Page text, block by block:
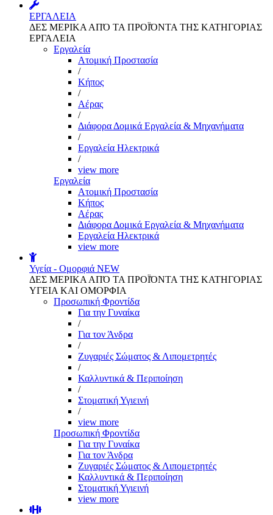
ΕΡΓΑΛΕΙΑ
ΔΕΣ ΜΕΡΙΚΑ ΑΠΌ ΤΑ ΠΡΟΪΌΝΤΑ ΤΗΣ ΚΑΤΗΓΟΡΙΑΣ
ΕΡΓΑΛΕΙΑ
Εργαλεία
Aτομική Προστασία
/
Kήπος
/
Αέρας
/
Διάφορα Δομικά Εργαλεία & Μηχανήματα
/
Εργαλεία Ηλεκτρικά
/
view more
Εργαλεία
Aτομική Προστασία
Kήπος
Αέρας
Διάφορα Δομικά Εργαλεία & Μηχανήματα
Εργαλεία Ηλεκτρικά
view more
Υγεία - Ομορφιά NEW
ΔΕΣ ΜΕΡΙΚΑ ΑΠΌ ΤΑ ΠΡΟΪΌΝΤΑ ΤΗΣ ΚΑΤΗΓΟΡΙΑΣ
ΥΓΕΙΑ ΚΑΙ ΟΜΟΡΦΙΑ
Προσωπική Φροντίδα
Για την Γυναίκα
/
Για τον Άνδρα
/
Ζυγαριές Σώματος & Λιπομετρητές
/
Καλλυντικά & Περιποίηση
/
Στοματική Υγιεινή
/
view more
Προσωπική Φροντίδα
Για την Γυναίκα
Για τον Άνδρα
Ζυγαριές Σώματος & Λιπομετρητές
Καλλυντικά & Περιποίηση
Στοματική Υγιεινή
view more